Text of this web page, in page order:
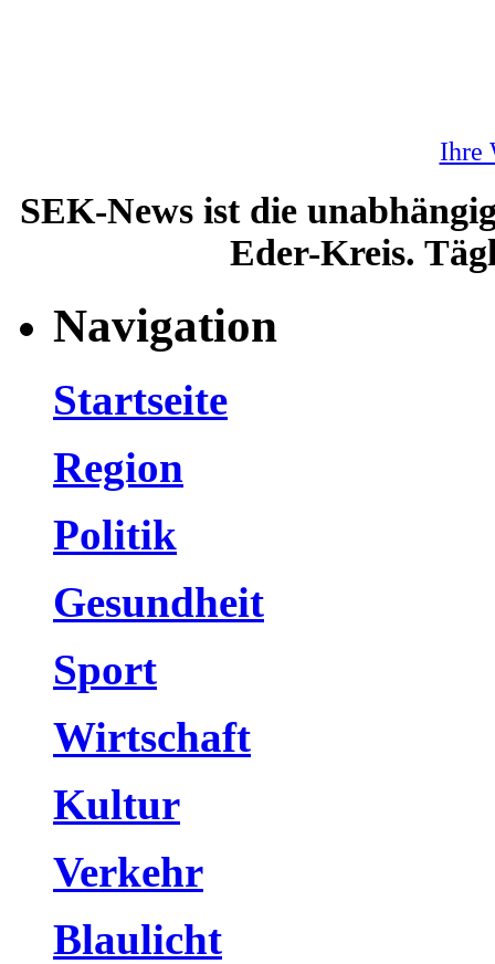
Ihre
SEK-News ist die
Eder-Kreis.
Navigation
Startseite
Region
Politik
Gesundheit
Sport
Wirtschaft
Kultur
Verkehr
Blaulicht